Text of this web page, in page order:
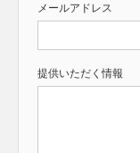
メールアドレス
提供いただく情報